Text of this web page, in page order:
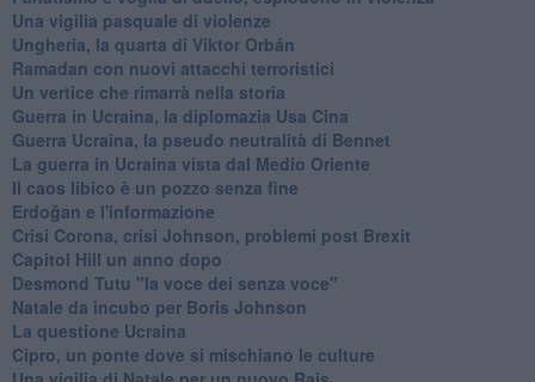
Una vigilia pasquale di violenze
Ungheria, la quarta di Viktor Orbán
Ramadan con nuovi attacchi terroristici
Un vertice che rimarrà nella storia
Guerra in Ucraina, la diplomazia Usa Cina
Guerra Ucraina, la pseudo neutralità di Bennet
La guerra in Ucraina vista dal Medio Oriente
​Il caos libico è un pozzo senza fine
Erdoğan e l'informazione
Crisi Corona, crisi Johnson, problemi post Brexit
Capitol Hill un anno dopo
Desmond Tutu "la voce dei senza voce"
Natale da incubo per Boris Johnson
La questione Ucraina
Cipro, un ponte dove si mischiano le culture